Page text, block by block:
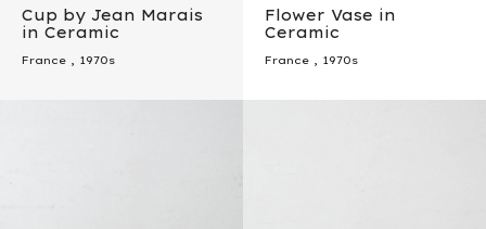
Cup by Jean Marais
in Ceramic
France , 1970s
Flower Vase in
Ceramic
France , 1970s